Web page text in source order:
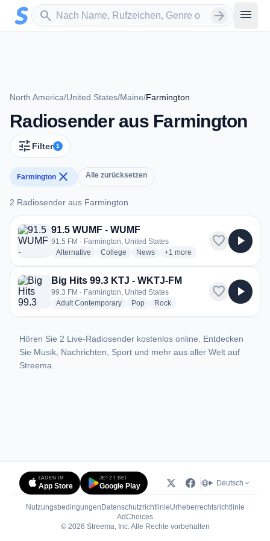
Zum Hauptinhalt springen
search
Sender suchen arrow_forward menu
North America/United States/Maine/Farmington
Radiosender aus Farmington
tune Filter 1
Farmington close Alle zurücksetzen
2 Radiosender aus Farmington
2 Radiosender aus Farmington
91.5 WUMF - WUMF
91.5 FM · Farmington, United States
Alternative radio stations
College radio stations
Newsradio stations
+1 more genres for 91.5 WUMF
more
favorite play_arrow
Big Hits 99.3 KTJ - WKTJ-FM
99.3 FM · Farmington, United States
Adult Contemporaryradio stations
Popradio stations
Rockradio stations
favorite play_arrow
Hören Sie 2 Live-Radiosender kostenlos online. Entdecken
Sie Musik, Nachrichten, Sport und mehr aus aller Welt auf
Streema.
LADEN IM
App Store
JETZT BEI
Google Play Deutsch
Nutzungsbedingungen DatenschutzrichtlinieUrheberrechtsrichtlinie
AdChoices(öffnet in neuem Tab)
© 2026 Streema, Inc. Alle Rechte vorbehalten